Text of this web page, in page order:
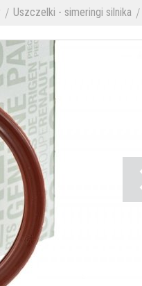
Uszczelki - simeringi silnika